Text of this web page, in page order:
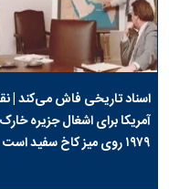
اسناد تاریخی فاش می‌کند |
آمریکا برای اشغال جزیره
۱۹۷۹ روی میز کاخ سفید است